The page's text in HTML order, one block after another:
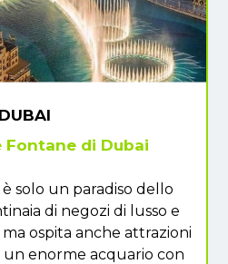
DUBAI
Fontane di Dubai
solo un paradiso dello
di negozi di lusso e
ospita anche attrazioni
enorme acquario con